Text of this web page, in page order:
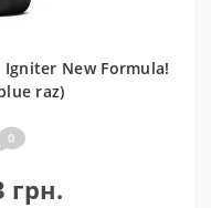
Igniter New Formula!
raz)
0
грн.